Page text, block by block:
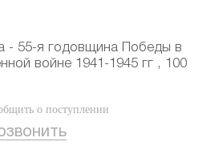
- 55-я годовщина Победы в
войне 1941-1945 гг , 100
о поступлении